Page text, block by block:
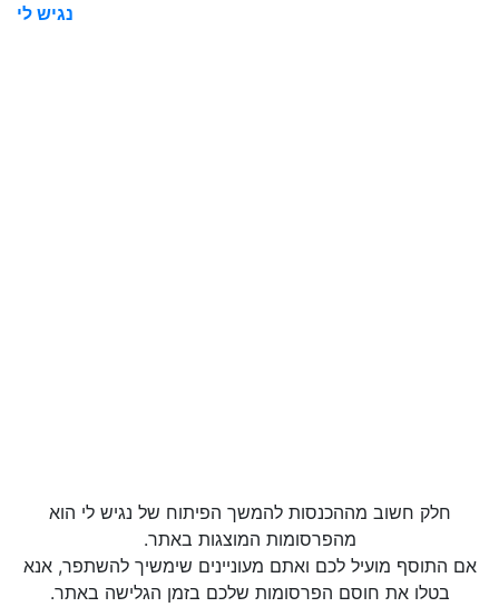
נגיש לי
חלק חשוב מההכנסות להמשך הפיתוח של נגיש לי הוא
מהפרסומות המוצגות באתר.
אם התוסף מועיל לכם ואתם מעוניינים שימשיך להשתפר, אנא
בטלו את חוסם הפרסומות שלכם בזמן הגלישה באתר.